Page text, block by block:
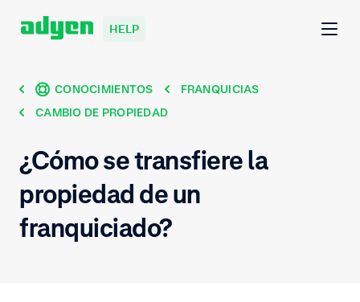
HELP
CONOCIMIENTOS
FRANQUICIAS
CAMBIO DE PROPIEDAD
¿Cómo se transfiere la
propiedad de un
franquiciado?